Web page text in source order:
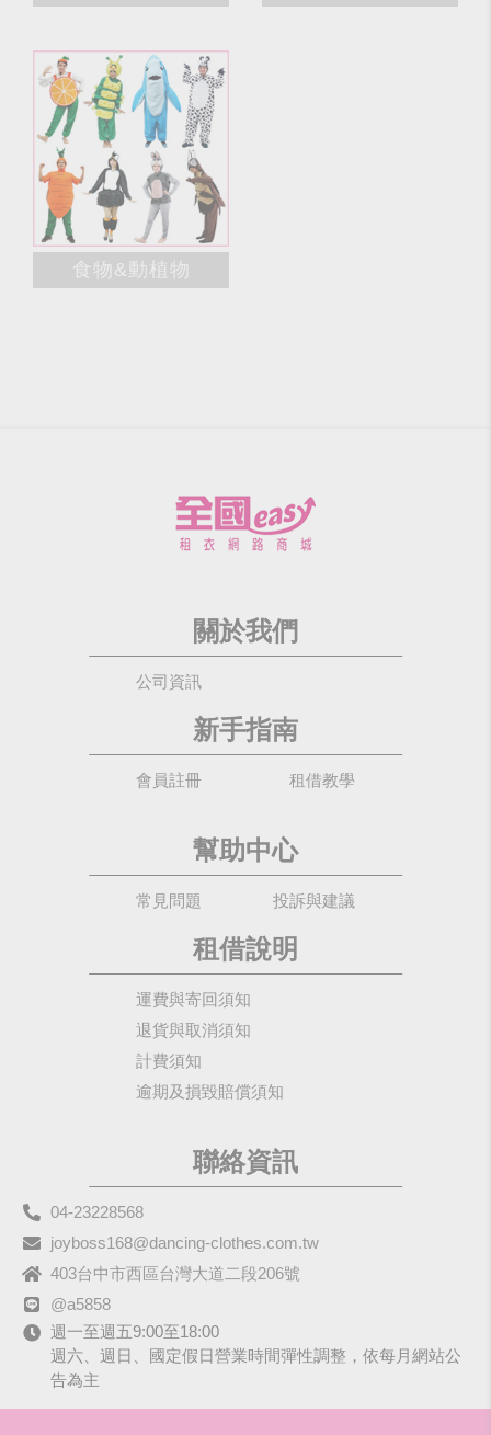
食物&動植物
關於我們
公司資訊
新手指南
會員註冊 租借教學
幫助中心
常見問題 投訴與建議
租借說明
運費與寄回須知
退貨與取消須知
計費須知
逾期及損毀賠償須知
聯絡資訊
04-23228568
joyboss168@dancing-clothes.com.tw
403台中市西區台灣大道二段206號
@a5858
週一至週五9:00至18:00
週六、週日、國定假日營業時間彈性調整，依每月網站公
告為主